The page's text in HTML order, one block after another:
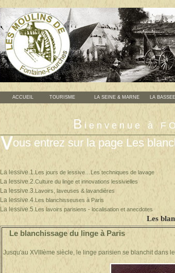
ACCUEIL TOURISME LA SEINE & MARNE LA BASSEE
B ienvenue à
ous entrez sur la page Les
La lessive.1 Les jours de lessive…Les techniques de lavage
La lessive.2. Culture du linge et innovations lessivielles
La lessive.3. Lavoirs, laveuses & lavandières
La lessive.4 Les blanchisseuses à Paris
La lessive.5 Les lavoirs parisiens - localisation et anecdotes
Les
Le blanchissage du linge à Paris
Jusqu'au XVIIIème siècle, le linge parisien se blanchit dans